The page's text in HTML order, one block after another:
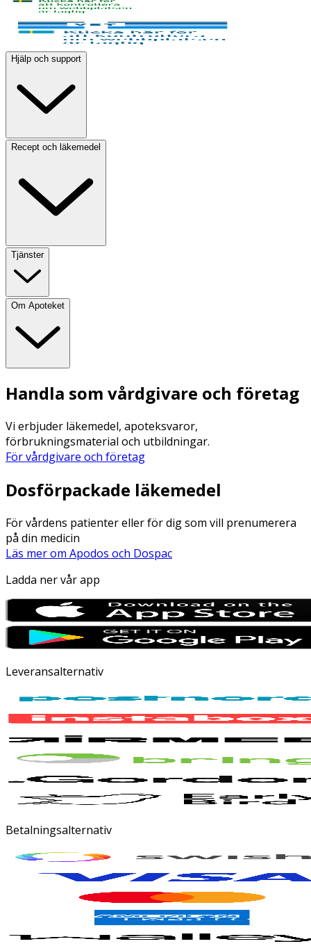
Hjälp och support
Recept och läkemedel
Tjänster
Om Apoteket
Handla som vårdgivare och företag
Vi erbjuder läkemedel, apoteksvaror,
förbrukningsmaterial och utbildningar.
För vårdgivare och företag
Dosförpackade läkemedel
För vårdens patienter eller för dig som vill prenumerera
på din medicin
Läs mer om Apodos och Dospac
Ladda ner vår app
Leveransalternativ
Betalningsalternativ